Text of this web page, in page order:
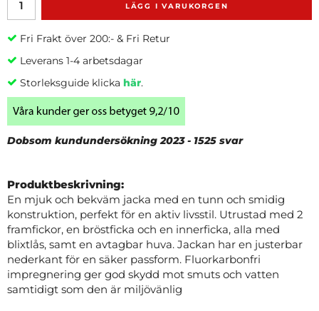
LÄGG I VARUKORGEN
Fri Frakt över 200:- & Fri Retur
Leverans 1-4 arbetsdagar
Storleksguide klicka här.
Dobsom kundundersökning 2023 - 1525 svar
Produktbeskrivning:
En mjuk och bekväm jacka med en tunn och smidig
konstruktion, perfekt för en aktiv livsstil. Utrustad med 2
framfickor, en bröstficka och en innerficka, alla med
blixtlås, samt en avtagbar huva. Jackan har en justerbar
nederkant för en säker passform. Fluorkarbonfri
impregnering ger god skydd mot smuts och vatten
samtidigt som den är miljövänlig